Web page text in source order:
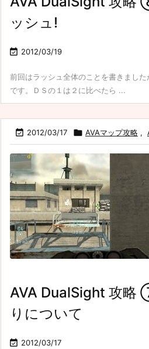
ッシュ!
 2012/03/19
前回はラッシュ全体のことを書きまし
です。ＤＳの１は２に比べたら ...
 2012/03/17  AVAマップ攻略 ,
AVA DualSight 攻略
りについて
 2012/03/17